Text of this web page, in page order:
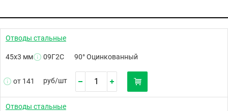
Отводы стальные
45х3 мм 09Г2С 90° Оцинкованный
от 141 руб/шт
Отводы стальные